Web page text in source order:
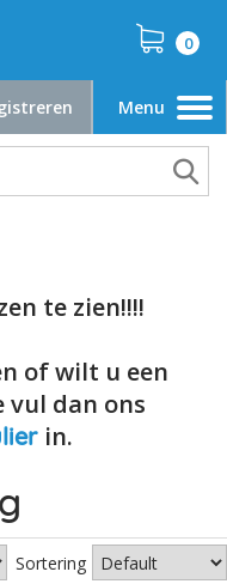
0
Toggle
navigation
Menu
te zien!!!!
of wilt u een
dan ons
in.
Sortering